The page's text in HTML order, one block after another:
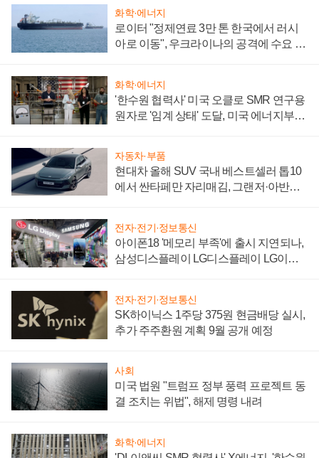
화학·에너지
로이터 "정제연료 3만 톤 한국에서 러시
아로 이동", 우크라이나의 공격에 수요 늘
화학·에너지
'한수원 협력사' 미국 오클로 SMR 연구용
원자로 '임계 상태' 도달, 미국 에너지부
자동차·부품
현대차 올해 SUV 국내 베스트셀러 톱10
에서 싼타페만 자리매김, 그랜저·아반떼
전자·전기·정보통신
아이폰18 '메모리 부족'에 출시 지연되나,
삼성디스플레이 LG디스플레이 LG이노
전자·전기·정보통신
SK하이닉스 1주당 375원 현금배당 실시,
추가 주주환원 계획 9월 공개 예정
사회
미국 법원 "트럼프 정부 풍력 프로젝트 동
결 조치는 위법", 해제 명령 내려
화학·에너지